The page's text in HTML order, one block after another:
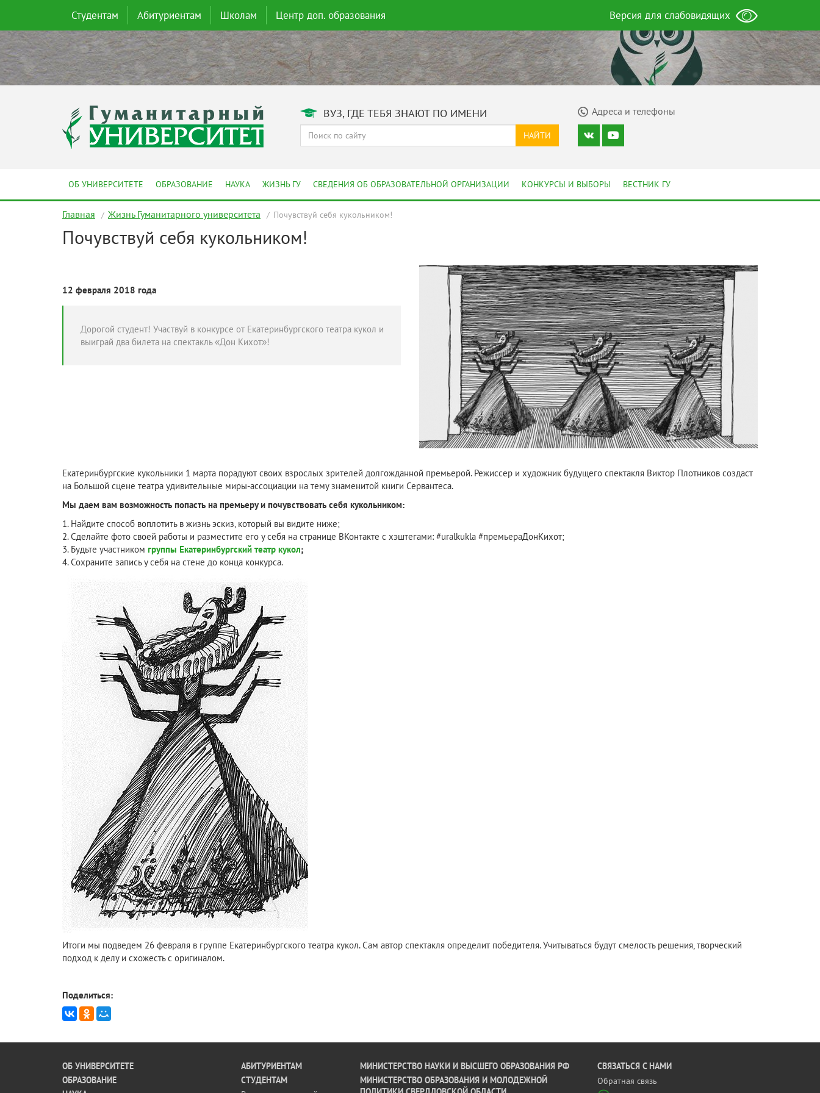
Студентам Абитуриентам Школам Центр доп. образования Версия для слабовидящих
ВУЗ, ГДЕ ТЕБЯ ЗНАЮТ ПО ИМЕНИ Адреса и телефоны
НАЙТИ
ОБ УНИВЕРСИТЕТЕ ОБРАЗОВАНИЕ НАУКА ЖИЗНЬ ГУ СВЕДЕНИЯ ОБ ОБРАЗОВАТЕЛЬНОЙ ОРГАНИЗАЦИИ КОНКУРСЫ И ВЫБОРЫ ВЕСТНИК ГУ
Главная Жизнь Гуманитарного университета Почувствуй себя кукольником!
Почувствуй себя кукольником!
12 февраля 2018 года
Дорогой студент! Участвуй в конкурсе от Екатеринбургского театра кукол и
выиграй два билета на спектакль «Дон Кихот»!
Екатеринбургские кукольники 1 марта порадуют своих взрослых зрителей долгожданной премьерой. Режиссер и художник будущего спектакля Виктор Плотников создаст
на Большой сцене театра удивительные миры-ассоциации на тему знаменитой книги Сервантеса.
Мы даем вам возможность попасть на премьеру и почувствовать себя кукольником:
1. Найдите способ воплотить в жизнь эскиз, который вы видите ниже;
2. Сделайте фото своей работы и разместите его у себя на странице ВКонтакте с хэштегами: #uralkukla #премьераДонКихот;
3. Будьте участником группы Екатеринбургский театр кукол;
4. Сохраните запись у себя на стене до конца конкурса.
Итоги мы подведем 26 февраля в группе Екатеринбургского театра кукол. Сам автор спектакля определит победителя. Учитываться будут смелость решения, творческий
подход к делу и схожесть с оригиналом.
Поделиться:
ОБ УНИВЕРСИТЕТЕ
ОБРАЗОВАНИЕ
АБИТУРИЕНТАМ
СТУДЕНТАМ
МИНИСТЕРСТВО НАУКИ И ВЫСШЕГО ОБРАЗОВАНИЯ РФ
МИНИСТЕРСТВО ОБРАЗОВАНИЯ И МОЛОДЕЖНОЙ
CВЯЗАТЬСЯ С НАМИ
Обратная связь